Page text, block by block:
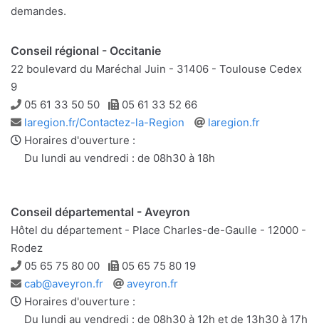
demandes.
Conseil régional - Occitanie
22 boulevard du Maréchal Juin - 31406 - Toulouse Cedex
9
Téléphone
05 61 33 50 50 Télécopie
05 61 33 52 66
Adresse
e-
mail
laregion.fr/Contactez-la-Region
Site
laregion.fr
Horaires d'ouverture :
Du lundi au vendredi : de 08h30 à 18h
Conseil départemental - Aveyron
Hôtel du département - Place Charles-de-Gaulle - 12000 -
Rodez
Téléphone
05 65 75 80 00 Télécopie
05 65 75 80 19
Adresse
e-
mail
cab@aveyron.fr
Site
web
aveyron.fr
Horaires d'ouverture :
Du lundi au vendredi : de 08h30 à 12h et de 13h30 à 17h